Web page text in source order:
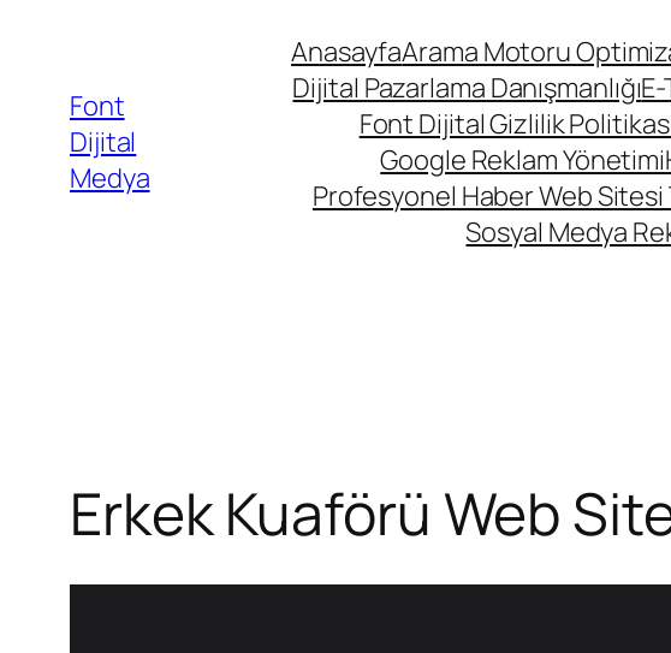
Font
Dijital
Medya
AnasayfaArama Motoru
Dijital Pazarlama Danışmanlığı
Font Dijital Gizlilik
Google Reklam Yönetimi
Profesyonel Haber Web Sitesi
Sosyal Medya
Erkek Kuaförü Web